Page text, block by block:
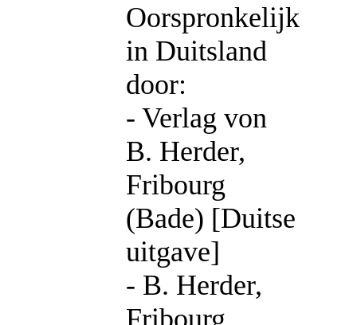
Oorspronkelijk
in Duitsland
door:
- Verlag von
B. Herder,
Fribourg
(Bade) [Duitse
uitgave]
- B. Herder,
Fribourg